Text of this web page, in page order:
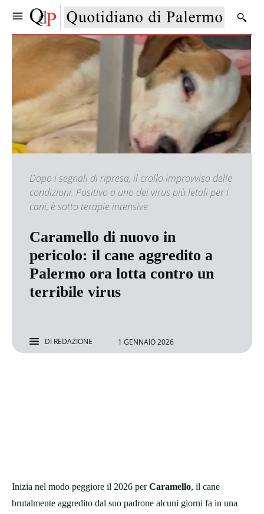
Dopo i segnali di ripresa, il crollo improvviso delle
condizioni. Positivo a uno dei virus più letali per i
cani, è sotto terapie intensive
Caramello di nuovo in
pericolo: il cane aggredito a
Palermo ora lotta contro un
terribile virus
DI REDAZIONE 1 GENNAIO 2026
Inizia nel modo peggiore il 2026 perCaramello, il cane
brutalmente aggredito dal suo padrone alcuni giorni fa in una